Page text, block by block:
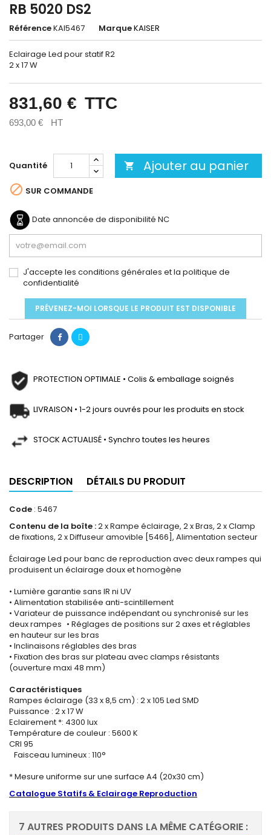
RB 5020 DS2
RéférenceKAI5467 MarqueKAISER
Eclairage Led pour statif R2
2 x 17 W
831,60 € TTC
693,00 € HT
Quantité  Ajouter au panier
 SUR COMMANDE
Date annoncée de disponibilité NC
J'accepte les conditions générales et la politique de
confidentialité
PRÉVENEZ-MOI LORSQUE LE PRODUIT EST DISPONIBLE
Partager
PROTECTION OPTIMALE • Colis & emballage soignés
LIVRAISON • 1-2 jours ouvrés pour les produits en stock
STOCK ACTUALISÉ • Synchro toutes les heures
DESCRIPTION DÉTAILS DU PRODUIT
Code : 5467
Contenu de la boîte :2 x Rampe éclairage, 2 x Bras, 2 x Clamp
de fixations, 2 x Diffuseur amovible [5466], Alimentation secteur
Éclairage Led pour banc de reproduction avec deux rampes qui
produisent un éclairage doux et homogène
• Lumière garantie sans IR ni UV
• Alimentation stabilisée anti-scintillement
• Variateur de puissance indépendant ou synchronisé sur les
deux rampes • Réglages de positions sur 2 axes et réglables
en hauteur sur les bras
• Inclinaisons réglables des bras
• Fixation des bras sur plateau avec clamps résistants
(ouverture maxi 48 mm)
Caractéristiques
Rampes éclairage (33 x 8,5 cm) : 2 x 105 Led SMD
Puissance : 2 x 17 W
Eclairement *: 4300 lux
Température de couleur : 5600 K
CRI 95
Faisceau lumineux : 110°
* Mesure uniforme sur une surface A4 (20x30 cm)
Catalogue Statifs & Eclairage Reproduction
7 AUTRES PRODUITS DANS LA MÊME CATÉGORIE :